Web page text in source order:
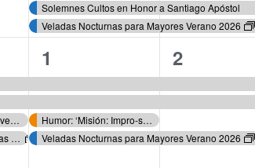
Solemnes Cultos en Honor a Santiago Apóstol
Veladas Nocturnas para Mayores Verano 2026
Concierto: Miguel Poveda ‘Gira 15 Aniversario – Coplas del Querer’ – Festival de Música de Verano de Úbeda ‘FESTMUVE’
Actividades Deportivas Verano 2026
4
eventos,
1
Humor: ‘Misión: Impro-sible’ de Aguilera y Mení – Festival de Música de Verano de Úbeda ‘FESTMUVE’
Veladas Nocturnas para Mayores Verano 2026
3
eventos,
2